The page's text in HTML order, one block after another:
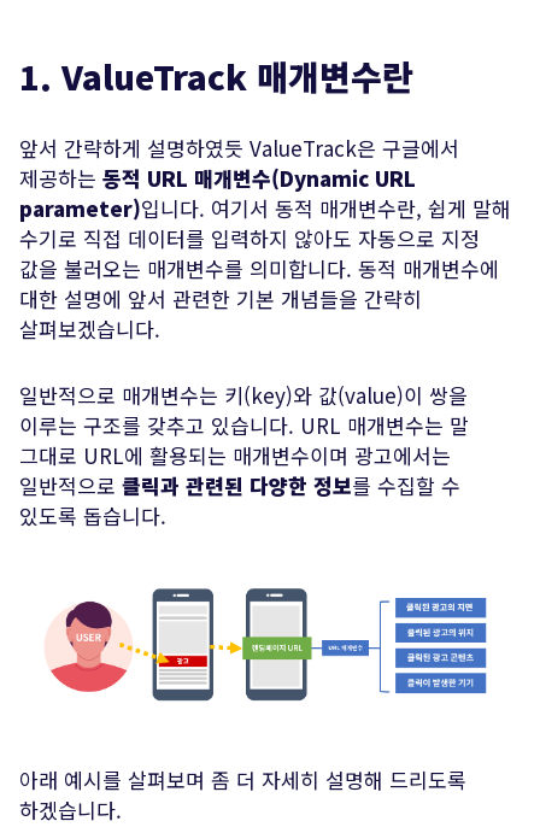
1. ValueTrack 매개변수란
앞서 간략하게 설명하였듯 ValueTrack은 구글에서
제공하는 동적 URL 매개변수(Dynamic URL
parameter)입니다. 여기서 동적 매개변수란, 쉽게 말해
수기로 직접 데이터를 입력하지 않아도 자동으로 지정
값을 불러오는 매개변수를 의미합니다. 동적 매개변수에
대한 설명에 앞서 관련한 기본 개념들을 간략히
살펴보겠습니다.
일반적으로 매개변수는 키(key)와 값(value)이 쌍을
이루는 구조를 갖추고 있습니다. URL 매개변수는 말
그대로 URL에 활용되는 매개변수이며 광고에서는
일반적으로 클릭과 관련된 다양한 정보를 수집할 수
있도록 돕습니다.
아래 예시를 살펴보며 좀 더 자세히 설명해 드리도록
하겠습니다.
전송하기